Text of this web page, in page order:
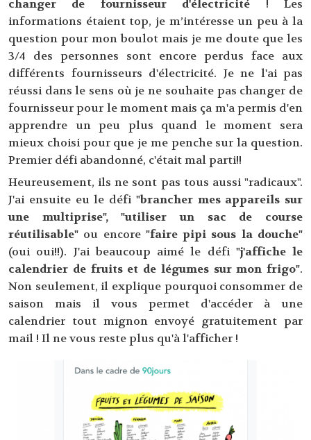
changer de fournisseur d'électricité ! Les
informations étaient top, je m’intéresse un peu à la
question pour mon boulot mais je me doute que les
3/4 des personnes sont encore perdus face aux
différents fournisseurs d'électricité. Je ne l'ai pas
réussi dans le sens où je ne souhaite pas changer de
fournisseur pour le moment mais ça m'a permis d'en
apprendre un peu plus quand le moment sera
mieux choisi pour que je me penche sur la question.
Premier défi abandonné, c'était mal parti!!
Heureusement, ils ne sont pas tous aussi "radicaux".
J'ai ensuite eu le défi "brancher mes appareils sur
une multiprise", "utiliser un sac de course
réutilisable" ou encore "faire pipi sous la douche"
(oui oui!!). J'ai beaucoup aimé le défi "j'affiche le
calendrier de fruits et de légumes sur mon frigo".
Non seulement, il explique pourquoi consommer de
saison mais il vous permet d'accéder à une
calendrier tout mignon envoyé gratuitement par
mail ! Il ne vous reste plus qu'à l'afficher !